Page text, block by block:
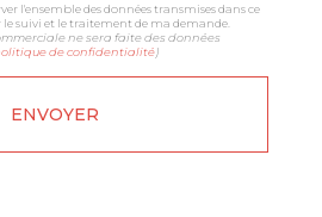
l'ensemble des données transmises dans ce
suivi et le traitement de ma demande.
ne sera faite des données
de confidentialité)